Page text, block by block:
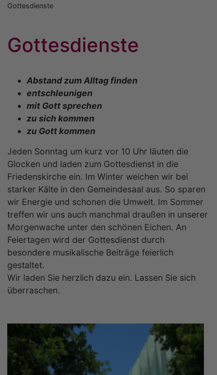
Gottesdienste
Gottesdienste
Abstand zum Alltag finden
entschleunigen
mit Gott sprechen
zu sich kommen
zu Gott kommen
Jeden Sonntag um kurz vor 10 Uhr läuten die
Glocken und laden zum Gottesdienst in die
Friedenskirche ein. Im Winter weichen wir bei
starker Kälte in den Gemeindesaal aus. So sparen
wir Energie und schonen die Umwelt. Im Sommer
treffen wir uns auch manchmal draußen in unserer
Morgenwache unter den schönen Eichen. An
Feiertagen wird der Gottesdienst durch
besondere musikalische Beiträge feierlich
gestaltet.
Wir laden Sie herzlich dazu ein. Lassen Sie sich
überraschen.